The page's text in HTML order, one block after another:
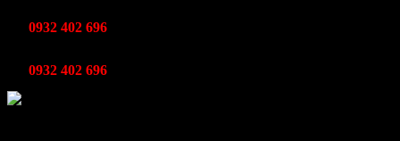
0932 402 696
0932 402 696